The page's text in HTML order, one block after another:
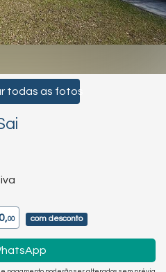
todas as fotos
00 com desconto